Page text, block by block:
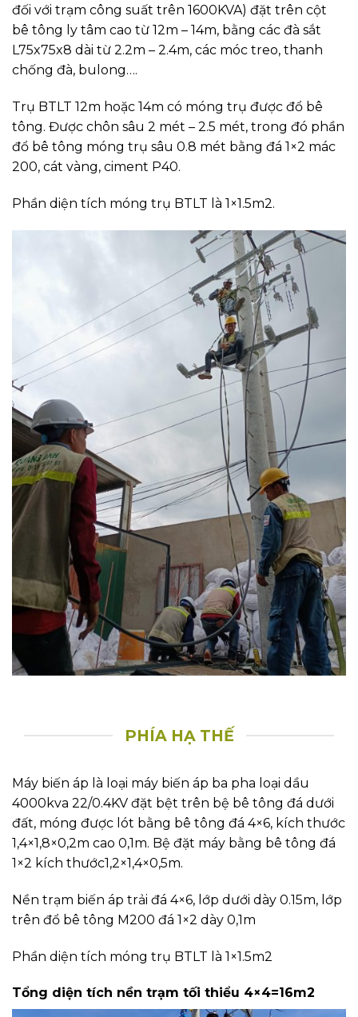
đối với trạm công suất trên 1600KVA) đặt trên cột
bê tông ly tâm cao từ 12m – 14m, bằng các đà sắt
L75x75x8 dài từ 2.2m – 2.4m, các móc treo, thanh
chống đà, bulong….
Trụ BTLT 12m hoặc 14m có móng trụ được đổ bê
tông. Được chôn sâu 2 mét – 2.5 mét, trong đó phần
đổ bê tông móng trụ sâu 0.8 mét bằng đá 1×2 mác
200, cát vàng, ciment P40.
Phần diện tích móng trụ BTLT là 1×1.5m2.
PHÍA HẠ THẾ
Máy biến áp là loại máy biến áp ba pha loại dầu
4000kva 22/0.4KV đặt bệt trên bệ bê tông đá dưới
đất, móng được lót bằng bê tông đá 4×6, kích thước
1,4×1,8×0,2m cao 0,1m. Bệ đặt máy bằng bê tông đá
1×2 kích thước1,2×1,4×0,5m.
Nền trạm biến áp trải đá 4×6, lớp dưới dày 0.15m, lớp
trên đổ bê tông M200 đá 1×2 dày 0,1m
Phần diện tích móng trụ BTLT là 1×1.5m2
Tổng diện tích nền trạm tối thiểu 4×4=16m2